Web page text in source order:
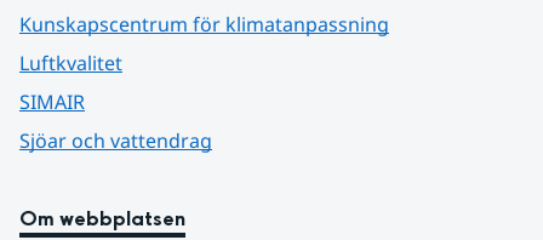
Kunskapscentrum för klimatanpassning
Luftkvalitet
SIMAIR
Sjöar och vattendrag
Om webbplatsen